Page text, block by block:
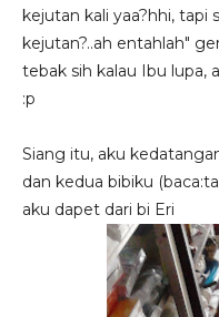
kejutan kali yaa?hhi, tapi
kejutan?..ah entahlah"
tebak sih kalau Ibu lupa,
:p
Siang itu, aku
dan kedua bibiku
aku dapet dari bi Eri